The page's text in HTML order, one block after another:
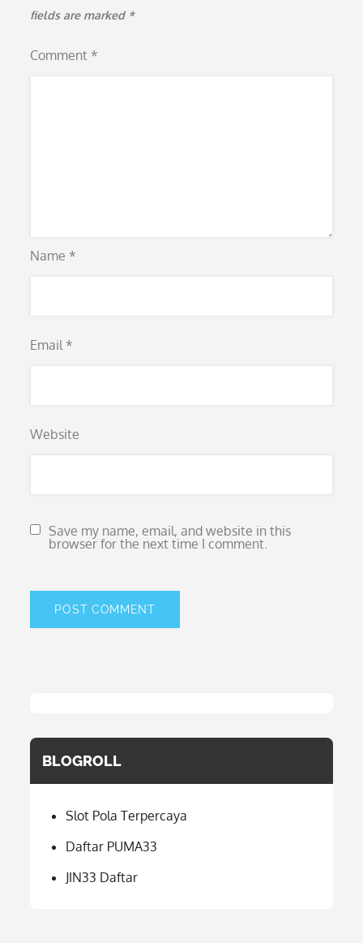
fields are marked *
Comment *
Name *
Email *
Website
Save my name, email, and website in this
browser for the next time I comment.
BLOGROLL
Slot Pola Terpercaya
Daftar PUMA33
JIN33 Daftar